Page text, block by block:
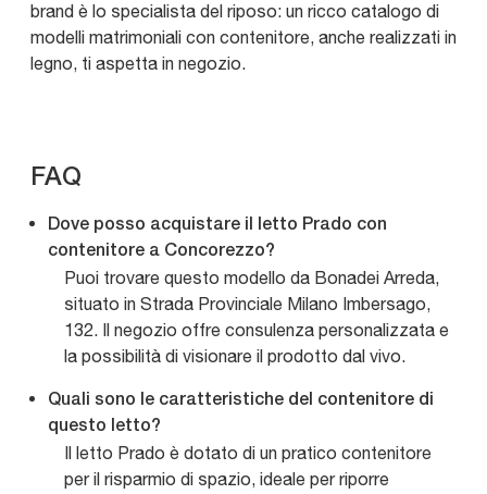
brand è lo specialista del riposo: un ricco catalogo di
modelli matrimoniali con contenitore, anche realizzati in
legno, ti aspetta in negozio.
FAQ
Dove posso acquistare il letto Prado con
contenitore a Concorezzo?
Puoi trovare questo modello da Bonadei Arreda,
situato in Strada Provinciale Milano Imbersago,
132. Il negozio offre consulenza personalizzata e
la possibilità di visionare il prodotto dal vivo.
Quali sono le caratteristiche del contenitore di
questo letto?
Il letto Prado è dotato di un pratico contenitore
per il risparmio di spazio, ideale per riporre